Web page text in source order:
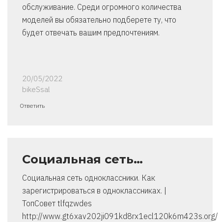
обслуживание. Среди огромного количества
моделей вы обязательно подберете ту, что
будет отвечать вашим предпочтениям.
20/05/2022
bikeSsal
Ответить
Социальная сеть…
Социальная сеть одноклассники. Как
зарегистрироваться в одноклассниках. |
ТопСовет tlfqzwdes
http://www.gt6xav202ji091kd8rx1ecl120k6m423s.org/